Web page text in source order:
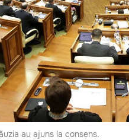
au ajuns la consens.